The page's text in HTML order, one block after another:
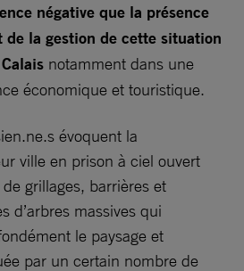
négative que la présence
de la gestion de cette situation
notamment dans une
économique et touristique.
évoquent la
ville en prison à ciel ouvert
grillages, barrières et
d’arbres massives qui
le paysage et
par un certain nombre de